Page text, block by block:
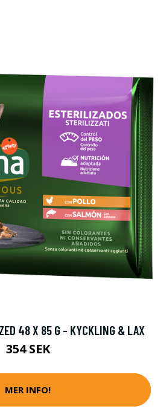
48 X 85 G - KYCKLING & LAX
354 SEK
MER INFO!